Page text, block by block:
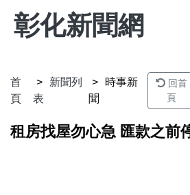
彰化新聞網
首
頁
新聞列
表
時事新
聞
回首
頁
租房找屋勿心急 匯款之前